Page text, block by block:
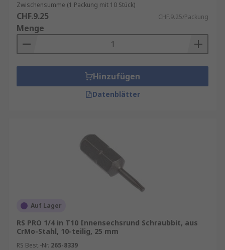
Zwischensumme (1 Packung mit 10 Stück)
CHF.9.25 CHF.9.25/Packung
Menge
Hinzufügen
Datenblätter
Auf Lager
RS PRO 1/4 in T10 Innensechsrund Schraubbit, aus
CrMo-Stahl, 10-teilig, 25 mm
RS Best.-Nr. 265-8339